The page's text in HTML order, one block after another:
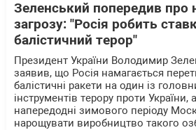
Зеленський попередив про
загрозу: "Росія робить
балістичний терор"
Президент України Володимир
заявив, що Росія намагається
балістичні ракети на один із
інструментів терору проти України, а
напередодні зимового періоду
нарощувати виробництво такого